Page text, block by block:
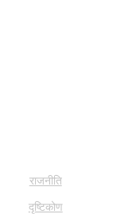
राजनीति
दृष्टिकोण